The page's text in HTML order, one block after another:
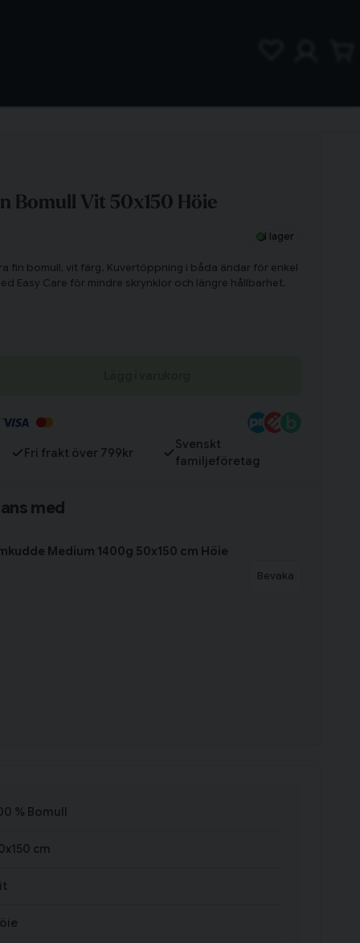
Bomull Vit 50x150 Höie
I lager
fin bomull, vit färg. Kuvertöppning i båda ändar för enkel
Easy Care för mindre skrynklor och längre hållbarhet.
Fri frakt över 799kr
Svenskt
familjeföretag
med
Medium 1400g 50x150 cm Höie
Bevaka
% Bomull
cm